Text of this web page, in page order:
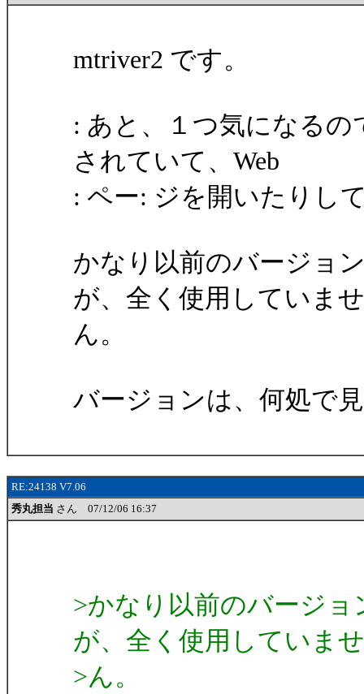
mtriver2 です。
: あと、１つ気になるの
されていて、Web
: ペー: ジを開いたりし
かなり以前のバージョ
が、全く使用していませ
ん。
バージョンは、何処で
RE:24138 V7.06
秀丸担当 さん 07/12/06 16:37
>かなり以前のバージ
が、全く使用していませ
>ん。